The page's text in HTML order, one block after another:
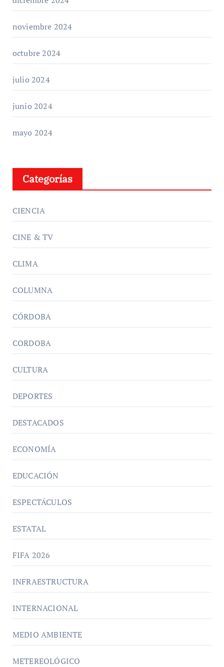
noviembre 2024
octubre 2024
julio 2024
junio 2024
mayo 2024
Categorías
CIENCIA
CINE & TV
CLIMA
COLUMNA
CÓRDOBA
CORDOBA
CULTURA
DEPORTES
DESTACADOS
ECONOMÍA
EDUCACIÓN
ESPECTÁCULOS
ESTATAL
FIFA 2026
INFRAESTRUCTURA
INTERNACIONAL
MEDIO AMBIENTE
METEREOLÓGICO